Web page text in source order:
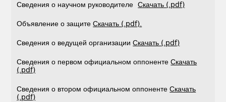
Сведения о научном руководителеСкачать (.pdf)
Объявление о защитеСкачать (.pdf).
Сведения о ведущей организацииСкачать (.pdf)
Сведения о первом официальном оппонентеСкачать
(.pdf)
Сведения о втором официальном оппонентеСкачать
(.pdf)